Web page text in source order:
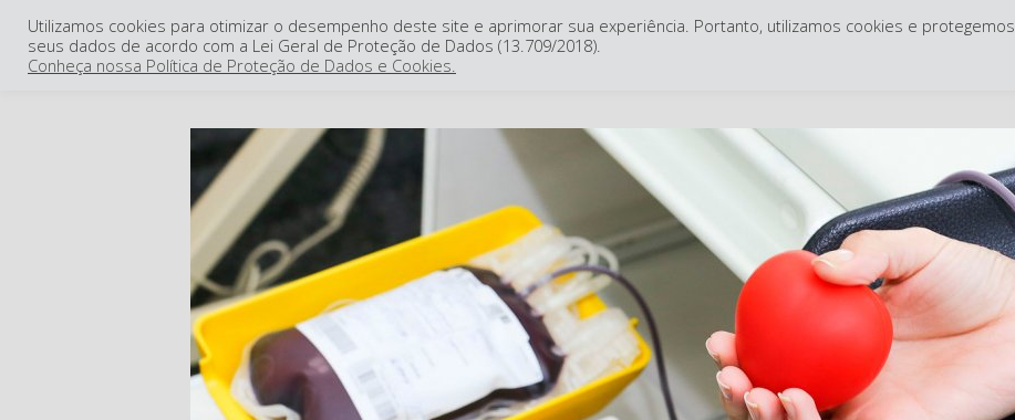
Banco de Sangue
Utilizamos cookies para otimizar o desempenho deste site e aprimorar sua experiência. Portanto, utilizamos cookies e protegemos
seus dados de acordo com a Lei Geral de Proteção de Dados (13.709/2018).
Conheça nossa Política de Proteção de Dados e Cookies.